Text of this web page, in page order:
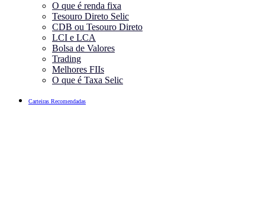
O que é renda fixa
Tesouro Direto Selic
CDB ou Tesouro Direto
LCI e LCA
Bolsa de Valores
Trading
Melhores FIIs
O que é Taxa Selic
Carteiras Recomendadas